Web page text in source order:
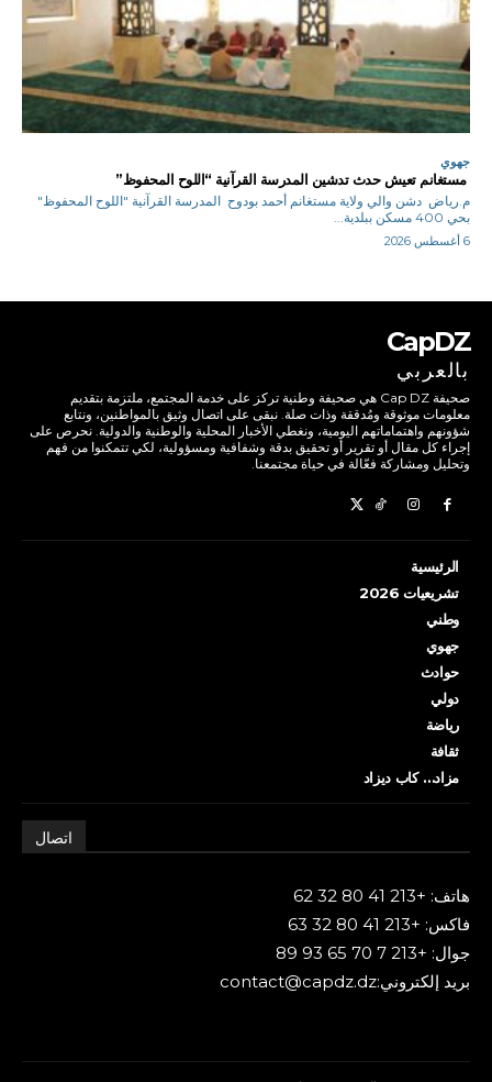
جهوي
مستغانم تعيش حدث تدشين المدرسة القرآنية “اللوح المحفوظ”
م.رياض دشن والي ولاية مستغانم أحمد بودوح المدرسة القرآنية "اللوح المحفوظ"
بحي 400 مسكن ببلدية...
6 أغسطس 2026
CapDZ
بالعربي
صحيفة Cap DZ هي صحيفة وطنية تركز على خدمة المجتمع، ملتزمة بتقديم
معلومات موثوقة ومُدققة وذات صلة. نبقى على اتصال وثيق بالمواطنين، ونتابع
شؤونهم واهتماماتهم اليومية، ونغطي الأخبار المحلية والوطنية والدولية. نحرص على
إجراء كل مقال أو تقرير أو تحقيق بدقة وشفافية ومسؤولية، لكي تتمكنوا من فهم
وتحليل ومشاركة فعّالة في حياة مجتمعنا.
الرئيسية
تشريعيات 2026
وطني
جهوي
حوادث
دولي
رياضة
ثقافة
مزاد… كاب ديزاد
اتصال
هاتف: +213 41 80 32 62
فاكس: +213 41 80 32 63
جوال: +213 7 70 65 93 89
بريد إلكتروني:contact@capdz.dz